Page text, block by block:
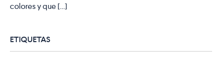
colores y que […]
ETIQUETAS